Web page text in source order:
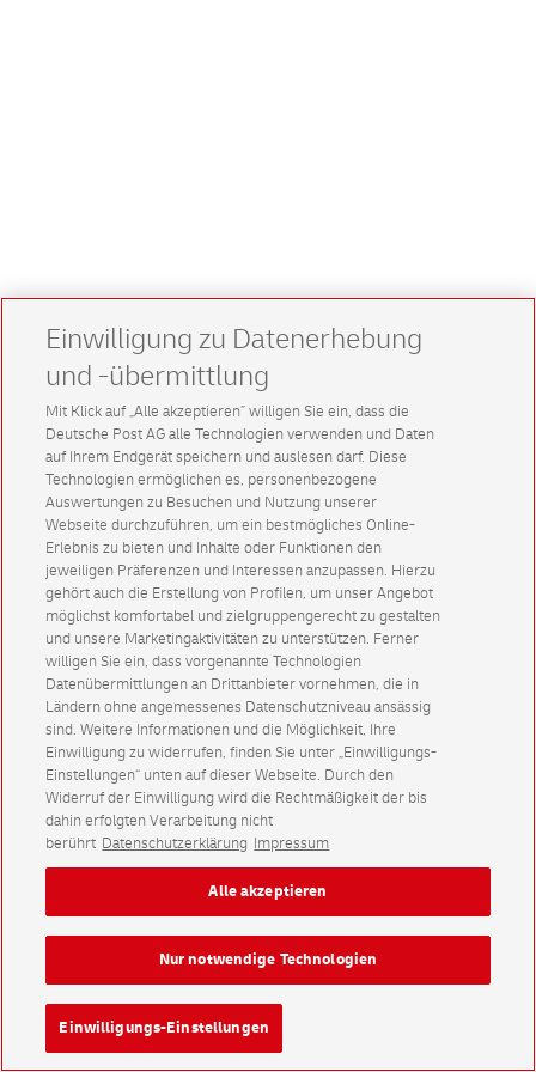
Einwilligung zu Datenerhebung
und -übermittlung
Mit Klick auf „Alle akzeptieren” willigen Sie ein, dass die
Deutsche Post AG alle Technologien verwenden und Daten
auf Ihrem Endgerät speichern und auslesen darf. Diese
Technologien ermöglichen es, personenbezogene
Auswertungen zu Besuchen und Nutzung unserer
Webseite durchzuführen, um ein bestmögliches Online-
Erlebnis zu bieten und Inhalte oder Funktionen den
jeweiligen Präferenzen und Interessen anzupassen. Hierzu
gehört auch die Erstellung von Profilen, um unser Angebot
möglichst komfortabel und zielgruppengerecht zu gestalten
und unsere Marketingaktivitäten zu unterstützen. Ferner
willigen Sie ein, dass vorgenannte Technologien
Datenübermittlungen an Drittanbieter vornehmen, die in
Ländern ohne angemessenes Datenschutzniveau ansässig
sind. Weitere Informationen und die Möglichkeit, Ihre
Einwilligung zu widerrufen, finden Sie unter „Einwilligungs-
Einstellungen“ unten auf dieser Webseite. Durch den
Widerruf der Einwilligung wird die Rechtmäßigkeit der bis
dahin erfolgten Verarbeitung nicht
berührt Datenschutzerklärung Impressum
Einwilligungs-Einstellungen
Nur notwendige Technologien
Alle akzeptieren